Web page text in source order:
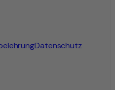
Datenschutz